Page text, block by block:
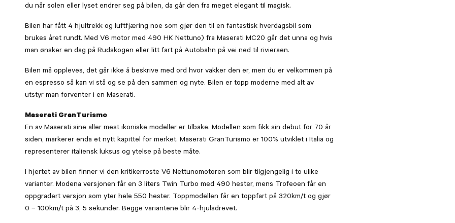
du når solen eller lyset endrer seg på bilen, da går den fra meget elegant til magisk.
Bilen har fått 4 hjultrekk og luftfjæring noe som gjør den til en fantastisk hverdagsbil som
brukes året rundt. Med V6 motor med 490 HK Nettuno) fra Maserati MC20 går det unna og hvis
man ønsker en dag på Rudskogen eller litt fart på Autobahn på vei ned til rivieraen.
Bilen må oppleves, det går ikke å beskrive med ord hvor vakker den er, men du er velkommen på
en espresso så kan vi stå og se på den sammen og nyte. Bilen er topp moderne med alt av
utstyr man forventer i en Maserati.
Maserati GranTurismo
En av Maserati sine aller mest ikoniske modeller er tilbake. Modellen som fikk sin debut for 70 år
siden, markerer enda et nytt kapittel for merket. Maserati GranTurismo er 100% utviklet i Italia og
representerer italiensk luksus og ytelse på beste måte.
I hjertet av bilen finner vi den kritikerroste V6 Nettunomotoren som blir tilgjengelig i to ulike
varianter. Modena versjonen får en 3 liters Twin Turbo med 490 hester, mens Trofeoen får en
oppgradert versjon som yter hele 550 hester. Toppmodellen får en toppfart på 320km/t og gjør
0 – 100km/t på 3, 5 sekunder. Begge variantene blir 4-hjulsdrevet.